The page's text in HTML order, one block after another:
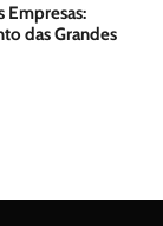
Empresas:
das Grandes